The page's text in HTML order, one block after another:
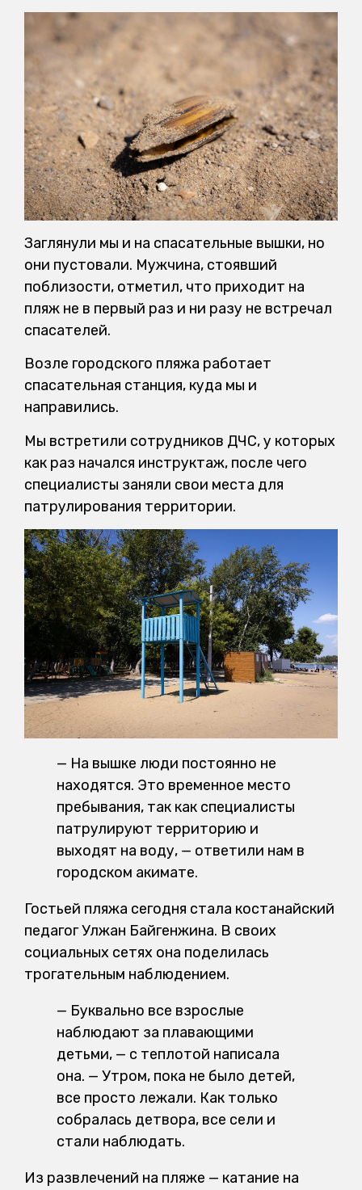
Заглянули мы и на спасательные вышки, но
они пустовали. Мужчина, стоявший
поблизости, отметил, что приходит на
пляж не в первый раз и ни разу не встречал
спасателей.
Возле городского пляжа работает
спасательная станция, куда мы и
направились.
Мы встретили сотрудников ДЧС, у которых
как раз начался инструктаж, после чего
специалисты заняли свои места для
патрулирования территории.
— На вышке люди постоянно не
находятся. Это временное место
пребывания, так как специалисты
патрулируют территорию и
выходят на воду, — ответили нам в
городском акимате.
Гостьей пляжа сегодня стала костанайский
педагог Улжан Байгенжина. В своих
социальных сетях она поделилась
трогательным наблюдением.
— Буквально все взрослые
наблюдают за плавающими
детьми, — с теплотой написала
она. — Утром, пока не было детей,
все просто лежали. Как только
собралась детвора, все сели и
стали наблюдать.
Из развлечений на пляже — катание на